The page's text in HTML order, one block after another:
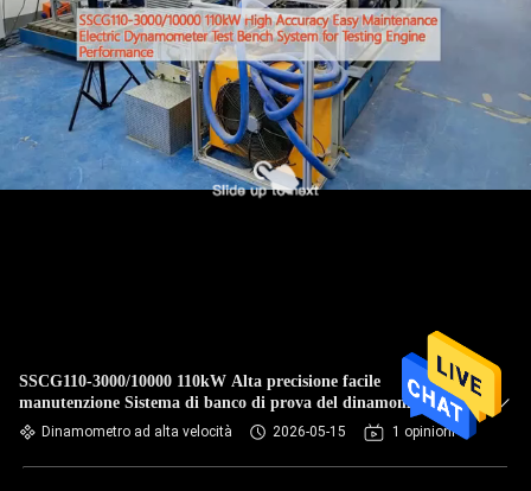
SSCG110-3000/10000 110kW Alta precisione facile
manutenzione Sistema di banco di prova del dinamometro
elettrico per la prova delle prestazioni del motore
Dinamometro ad alta velocità 2026-05-15 1 opinioni